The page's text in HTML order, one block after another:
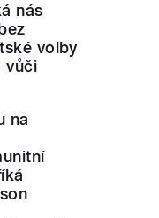
nás
volby
vůči
na